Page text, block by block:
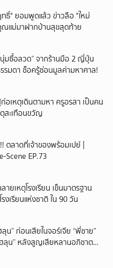
ธิ์" ยอมพูดแล้ว ข่าวลือ "ใหม่
ณแม่มาฝากบ้านสุขสุดท้าย
มซื้อลวด” จากร้านมือ 2 ญี่ปุ่น
รรมดา ช็อครู้ซ่อนมูลค่ามหาศาล!
อเหตุเดินตามหา ครูอรสา เป็นคน
สะเทือนขวัญ
ตลาดที่เจ้าของพร้อมเปย์ |
Scene EP.73
ยเหตุโรงเรียน เข็นมาตรฐาน
งเรียนแห่งชาติ ใน 90 วัน
ลุน” ก่อนเสียในจอร์เจีย “พี่ชาย”
ฮลุน” หลังสูญเสียหลานอภิชาต